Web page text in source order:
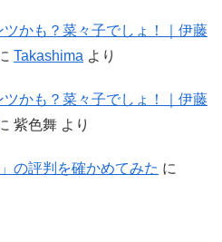
かも？菜々子でしょ！｜伊藤
Takashima より
かも？菜々子でしょ！｜伊藤
紫色舞 より
の評判を確かめてみた に